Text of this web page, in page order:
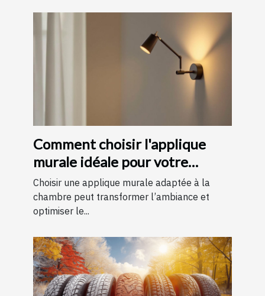
Comment choisir l'applique
murale idéale pour votre
chambre
Choisir une applique murale adaptée à la
chambre peut transformer l’ambiance et
optimiser le...